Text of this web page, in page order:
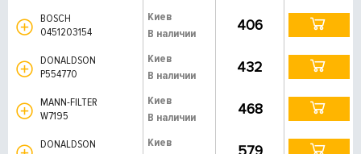
BOSCH
0451203154
Киев
В наличии
406
DONALDSON
P554770
Киев
В наличии
432
MANN-FILTER
W7195
Киев
В наличии
468
DONALDSON
Киев